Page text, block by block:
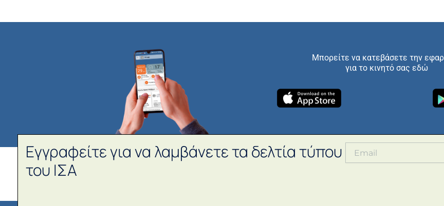
Μπορείτε να κατεβάσετε την
για το κινητό σας εδώ
Εγγραφείτε για να λαμβάνετε τα δελτία τύπου
του ΙΣΑ